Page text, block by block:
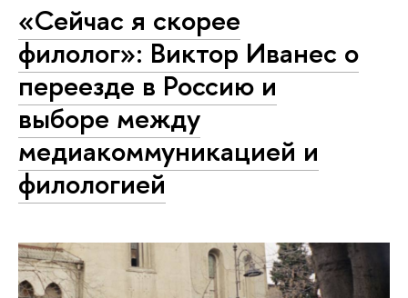
«Сейчас я скорее
филолог»: Виктор Иванес о
переезде в Россию и
выборе между
медиакоммуникацией и
филологией